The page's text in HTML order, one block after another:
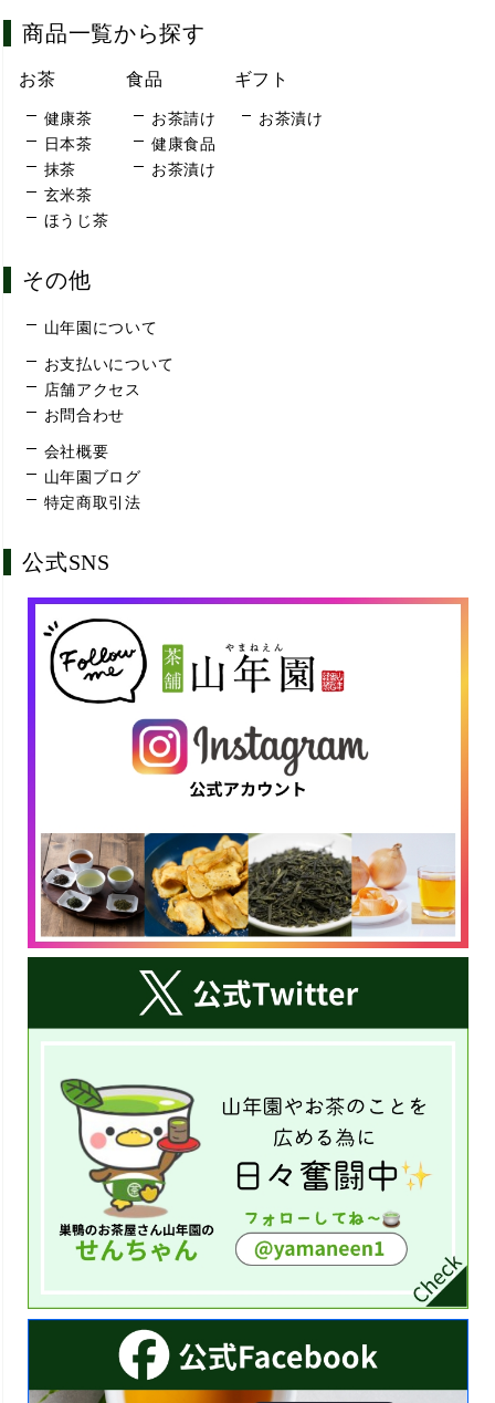
商品一覧から探す
お茶
健康茶
日本茶
抹茶
玄米茶
ほうじ茶
食品
お茶請け
健康食品
お茶漬け
ギフト
お茶漬け
その他
山年園について
お支払いについて
店舗アクセス
お問合わせ
会社概要
山年園ブログ
特定商取引法
公式SNS